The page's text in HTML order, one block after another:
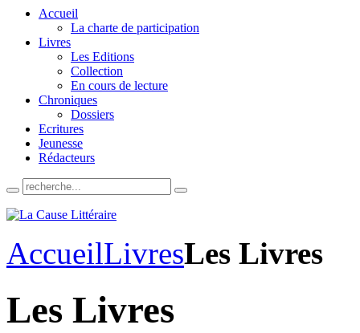
Accueil
La charte de participation
Livres
Les Editions
Collection
En cours de lecture
Chroniques
Dossiers
Ecritures
Jeunesse
Rédacteurs
AccueilLivresLes Livres
Les Livres